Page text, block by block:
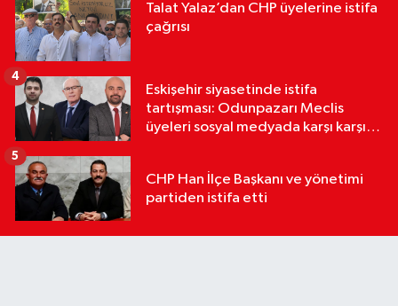
Talat Yalaz’dan CHP üyelerine istifa
çağrısı
Eskişehir siyasetinde istifa
tartışması: Odunpazarı Meclis
üyeleri sosyal medyada karşı karşıya
4
CHP Han İlçe Başkanı ve yönetimi
partiden istifa etti
5